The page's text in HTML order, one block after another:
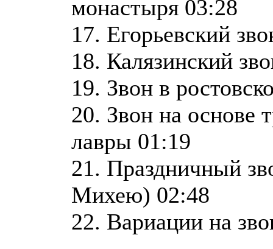
монастыря 03:28
17. Егорьевский
18. Калязинский
19. Звон в
20. Звон на основе
лавры 01:19
21. Праздничный
Михею) 02:48
22. Вариации на